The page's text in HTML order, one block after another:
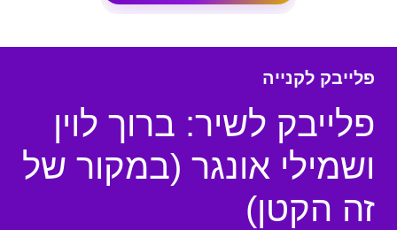
פלייבק לקנייה
פלייבק לשיר: ברוך לוין
ושמילי אונגר (במקור של
זה הקטן)